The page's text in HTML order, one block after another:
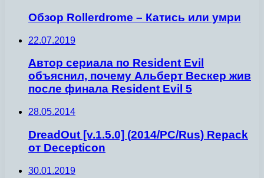
Обзор Rollerdrome – Катись или умри
22.07.2019
Автор сериала по Resident Evil
объяснил, почему Альберт Вескер жив
после финала Resident Evil 5
28.05.2014
DreadOut [v.1.5.0] (2014/PC/Rus) Repack
от Decepticon
30.01.2019